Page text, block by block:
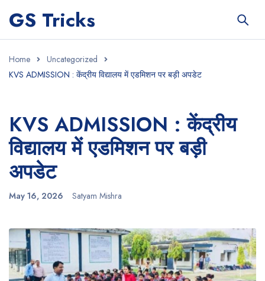
GS Tricks
Home
Uncategorized
KVS ADMISSION : केंद्रीय विद्यालय में एडमिशन पर बड़ी अपडेट
KVS ADMISSION : केंद्रीय
विद्यालय में एडमिशन पर बड़ी
अपडेट
May 16, 2026 Satyam Mishra